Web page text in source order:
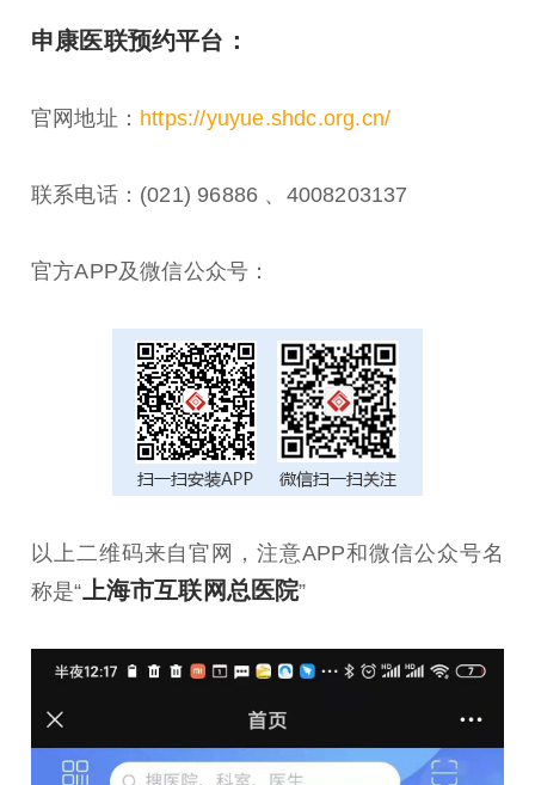
申康医联预约平台：
官网地址： https://yuyue.shdc.org.cn/
联系电话：(021) 96886 、4008203137
官方APP及微信公众号：
以上二维码来自官网，注意APP和微信公众号名
称是“上海市互联网总医院”